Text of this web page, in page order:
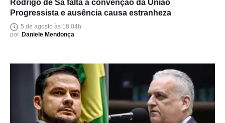
Rodrigo de Sá falta à convenção da União
Progressista e ausência causa estranheza
5 de agosto às 18:04h
por Daniele Mendonça